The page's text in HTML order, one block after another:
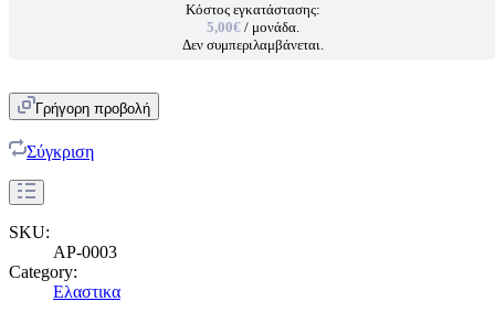
Κόστος εγκατάστασης:
5,00€ / μονάδα.
Δεν συμπεριλαμβάνεται.
Γρήγορη προβολή
Σύγκριση
SKU:
AP-0003
Category:
Ελαστικα